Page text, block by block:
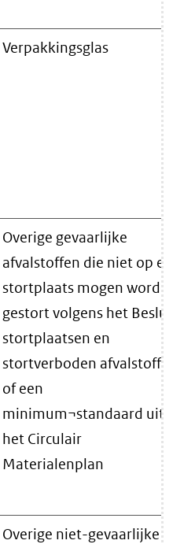
Verpakkingsglas
Overige gevaarlijke
afvalstoffen die niet op een
stortplaats mogen worden
gestort volgens het Besluit
stortplaatsen en
stortverboden afvalstoffen
of een
minimum¬standaard uit
het Circulair
Materialenplan
Overige niet-gevaarlijke